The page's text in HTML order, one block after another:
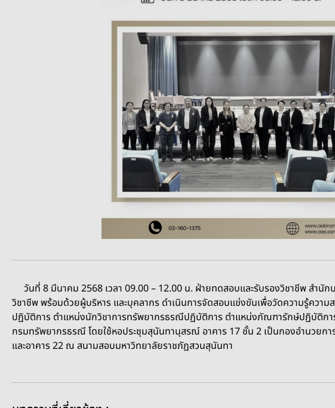
วันที่ 8 มีนาคม 2568 เวลา 09.00 – 12.00 น. ฝ่ายทดสอบและรับรองวิชาชีพ สำนั
วิชาชีพ พร้อมด้วยผู้บริหาร และบุคลากร ดำเนินการจัดสอบแข่งขันเพื่อวัดความรู้คว
ปฏิบัติการ ตำแหน่งนักวิชาการทรัพยากรธรณีปฏิบัติการ ตำแหน่งภัณฑารักษ์ปฏิบัติก
กรมทรัพยากรธรณี โดยใช้หอประชุมสุนันทานุสรณ์ อาคาร 17 ชั้น 2 เป็นกองอำนวยก
และอาคาร 22 ณ สนามสอบมหาวิทยาลัยราชภัฏสวนสุนันทา